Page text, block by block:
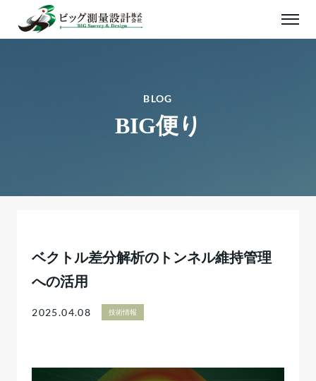
BLOG
BIG便り
ベクトル差分解析のトンネル維持管理
への活用
2025.04.08 技術情報